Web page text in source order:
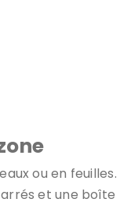
ou en feuilles.
et une boîte